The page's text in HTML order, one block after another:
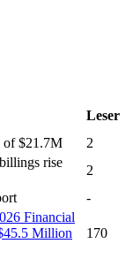
Leser
of $21.7M
2
rise
2
-
Financial
Million
170